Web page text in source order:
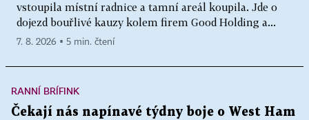
vstoupila místní radnice a tamní areál koupila. Jde o
dojezd bouřlivé kauzy kolem firem Good Holding a...
7. 8. 2026 ▪ 5 min. čtení
RANNÍ BRÍFINK
Čekají nás napínavé týdny boje o West Ham